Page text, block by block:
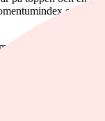
som
standardavvikelse
och att det varit en
akademiskt. Då